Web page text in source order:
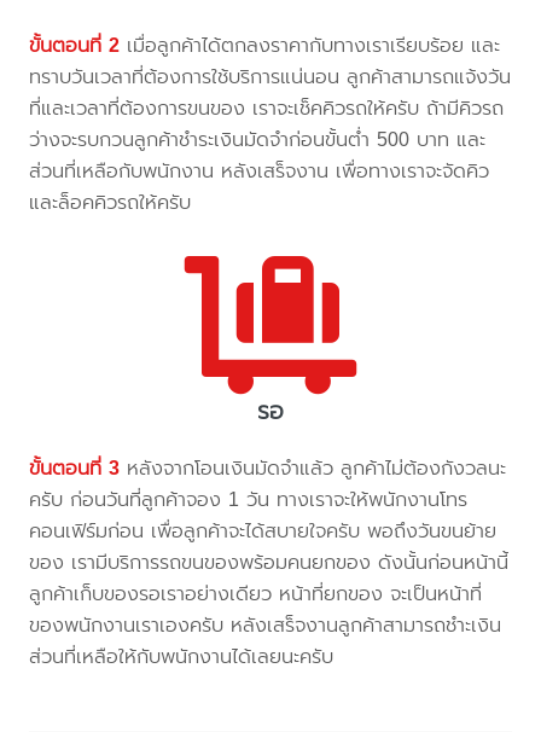
ขั้นตอนที่ 2 เมื่อลูกค้าได้ตกลงราคากับทางเราเรียบร้อย และ
ทราบวันเวลาที่ต้องการใช้บริการแน่นอน ลูกค้าสามารถแจ้งวัน
ที่และเวลาที่ต้องการขนของ เราจะเช็คคิวรถให้ครับ ถ้ามีคิวรถ
ว่างจะรบกวนลูกค้าชำระเงินมัดจำก่อนขั้นต่ำ 500 บาท และ
ส่วนที่เหลือกับพนักงาน หลังเสร็จงาน เพื่อทางเราจะจัดคิว
และล็อคคิวรถให้ครับ
รอ
ขั้นตอนที่ 3 หลังจากโอนเงินมัดจำแล้ว ลูกค้าไม่ต้องกังวลนะ
ครับ ก่อนวันที่ลูกค้าจอง 1 วัน ทางเราจะให้พนักงานโทร
คอนเฟิร์มก่อน เพื่อลูกค้าจะได้สบายใจครับ พอถึงวันขนย้าย
ของ เรามีบริการรถขนของพร้อมคนยกของ ดังนั้นก่อนหน้านี้
ลูกค้าเก็บของรอเราอย่างเดียว หน้าที่ยกของ จะเป็นหน้าที่
ของพนักงานเราเองครับ หลังเสร็จงานลูกค้าสามารถชำะเงิน
ส่วนที่เหลือให้กับพนักงานได้เลยนะครับ